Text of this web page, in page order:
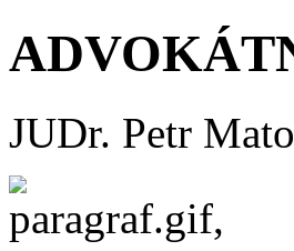
JUDr. Petr